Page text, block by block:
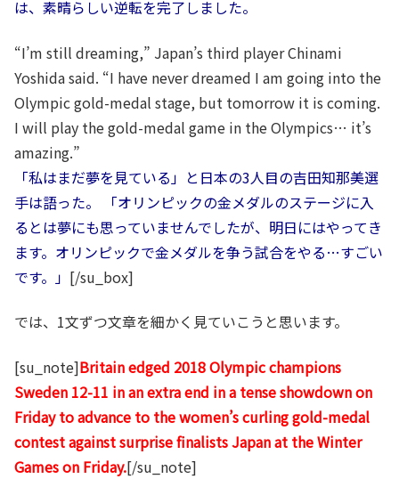
は、素晴らしい逆転を完了しました。
“I’m still dreaming,” Japan’s third player Chinami
Yoshida said. “I have never dreamed I am going into the
Olympic gold-medal stage, but tomorrow it is coming.
I will play the gold-medal game in the Olympics… it’s
amazing.”
「私はまだ夢を見ている」と日本の3人目の吉田知那美選
手は語った。 「オリンピックの金メダルのステージに入
るとは夢にも思っていませんでしたが、明日にはやってき
ます。オリンピックで金メダルを争う試合をやる…すごい
です。」 [/su_box]
では、1文ずつ文章を細かく見ていこうと思います。
[su_note]Britain edged 2018 Olympic champions
Sweden 12-11 in an extra end in a tense showdown on
Friday to advance to the women’s curling gold-medal
contest against surprise finalists Japan at the Winter
Games on Friday.[/su_note]